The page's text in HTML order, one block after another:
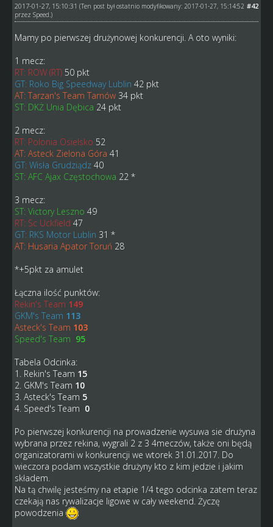
#42
2017-01-27, 15:10:31 (Ten post był ostatnio modyfikowany: 2017-01-27, 15:14:52
przez Speed .)
Mamy po pierwszej drużynowej konkurencji. A oto wyniki:
1 mecz:
RT: ROW (RT)50 pkt
GT: Roko Big Speedway Lublin 42 pkt
AT: Tarzan's Team Tarnów34 pkt
ST: DKŻ Unia Dębica 24 pkt
2 mecz:
RT: Polonia Osielsko 52
AT: Asteck Zielona Góra 41
GT: Wisła Grudziądz 40
ST: AFC Ajax Częstochowa 22 *
3 mecz:
ST: Victory Leszno 49
RT: Sc Uckfield 47
GT: RKS Motor Lublin 31 *
AT: Husaria Apator Toruń 28
*+5pkt za amulet
Łączna ilość punktów:
Rekin's Team 149
GKM's Team 113
Asteck's Team 103
Speed's Team 95
Tabela Odcinka:
1. Rekin's Team 15
2. GKM's Team 10
3. Asteck's Team 5
4. Speed's Team 0
Po pierwszej konkurencji na prowadzenie wysuwa sie drużyna
wybrana przez rekina, wygrali 2 z 3 4meczów, także oni będą
organizatorami w konkurencji we wtorek 31.01.2017. Do
wieczora podam wszystkie drużyny kto z kim jedzie i jakim
składem.
Na tą chwilę jesteśmy na etapie 1/4 tego odcinka zatem teraz
czekają nas rywalizacje ligowe w cały weekend. Życzę
powodzenia